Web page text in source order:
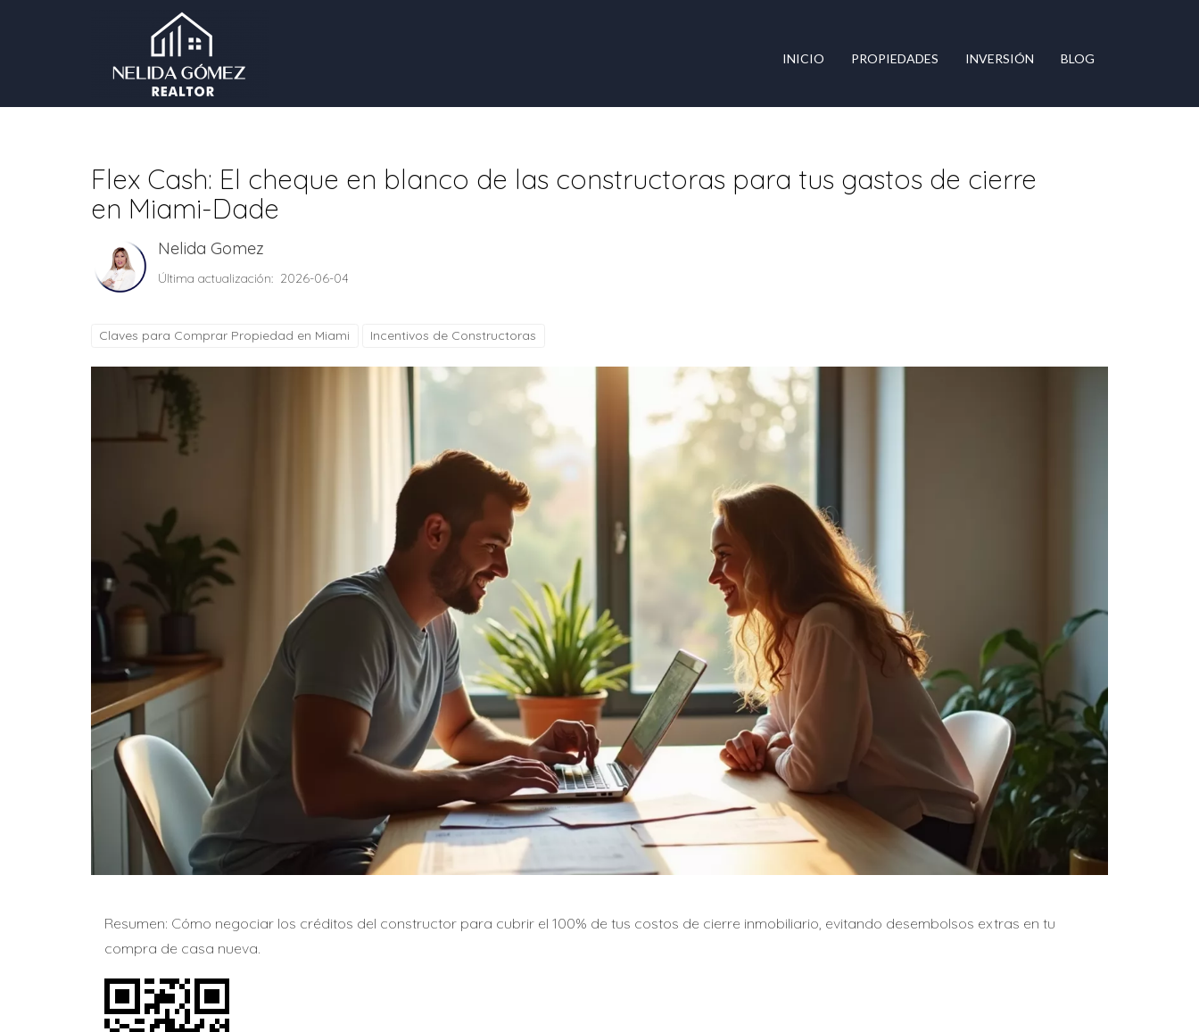
INICIO PROPIEDADES INVERSIÓN BLOG
Flex Cash: El cheque en blanco de las constructoras para tus gastos de cierre
en Miami-Dade
Nelida Gomez
Última actualización: 2026-06-04
Claves para Comprar Propiedad en Miami Incentivos de Constructoras
Resumen: Cómo negociar los créditos del constructor para cubrir el 100% de tus costos de cierre inmobiliario, evitando desembolsos extras en tu
compra de casa nueva.